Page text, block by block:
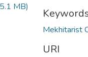
MB)
Mekhitarist
URI